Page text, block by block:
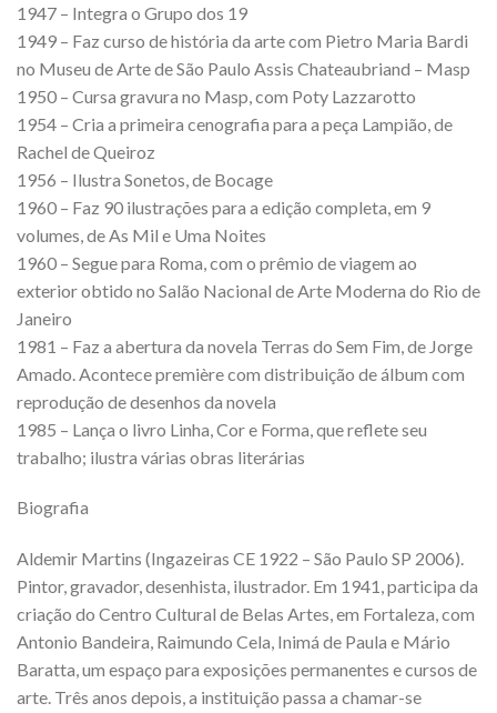
1947 – Integra o Grupo dos 19
1949 – Faz curso de história da arte com Pietro Maria Bardi
no Museu de Arte de São Paulo Assis Chateaubriand – Masp
1950 – Cursa gravura no Masp, com Poty Lazzarotto
1954 – Cria a primeira cenografia para a peça Lampião, de
Rachel de Queiroz
1956 – Ilustra Sonetos, de Bocage
1960 – Faz 90 ilustrações para a edição completa, em 9
volumes, de As Mil e Uma Noites
1960 – Segue para Roma, com o prêmio de viagem ao
exterior obtido no Salão Nacional de Arte Moderna do Rio de
Janeiro
1981 – Faz a abertura da novela Terras do Sem Fim, de Jorge
Amado. Acontece première com distribuição de álbum com
reprodução de desenhos da novela
1985 – Lança o livro Linha, Cor e Forma, que reflete seu
trabalho; ilustra várias obras literárias
Biografia
Aldemir Martins (Ingazeiras CE 1922 – São Paulo SP 2006).
Pintor, gravador, desenhista, ilustrador. Em 1941, participa da
criação do Centro Cultural de Belas Artes, em Fortaleza, com
Antonio Bandeira, Raimundo Cela, Inimá de Paula e Mário
Baratta, um espaço para exposições permanentes e cursos de
arte. Três anos depois, a instituição passa a chamar-se